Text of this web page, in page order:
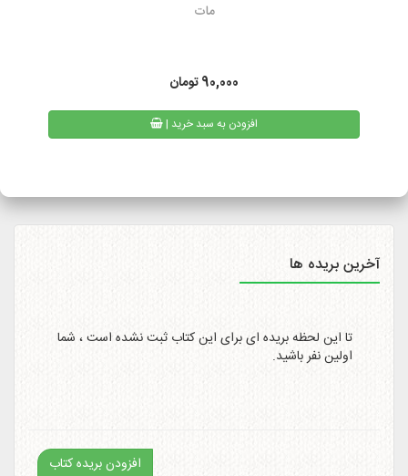
در پست پیشتاز زمان تحویل، بسته به دوری یا نزدیکی شهر مقصد از
ممکن است کالا کمی با تاخیر به دست مشتریان محترم برسد.
همیچنین امکان پیگیری وضعیت سفارشات پست پیشتاز از طریق
رقمی میسر است.
مات
90,000تومان
| افزودن به سبد خرید
آخرین بریده ها
تا این لحظه بریده ای برای این کتاب ثبت نشده است ، شما
اولین نفر باشید.
افزودن بریده کتاب